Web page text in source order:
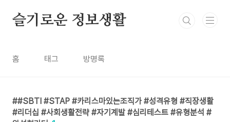
슬기로운 정보생활
홈 태그 방명록
#SBTI #STAP #카리스마있는조직가 #성격유형 #직장생활
#리더십 #사회생활전략 #자기계발 #심리테스트 #유형분석 #